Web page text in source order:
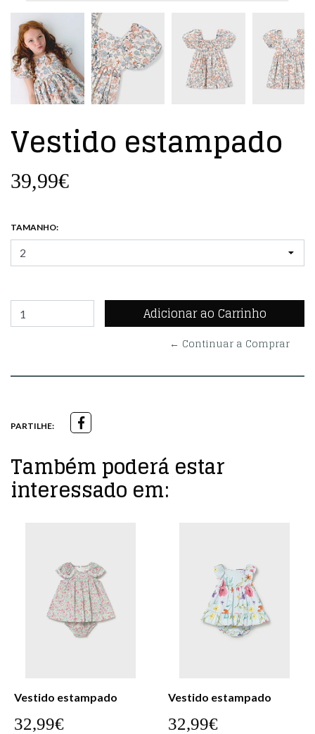
Vestido estampado
39,99€
TAMANHO:
← Continuar a Comprar
PARTILHE:
Também poderá estar
interessado em:
Vestido estampado
32,99€
Vestido estampado
32,99€